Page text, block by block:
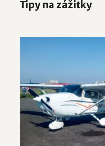
Tipy na zážitky